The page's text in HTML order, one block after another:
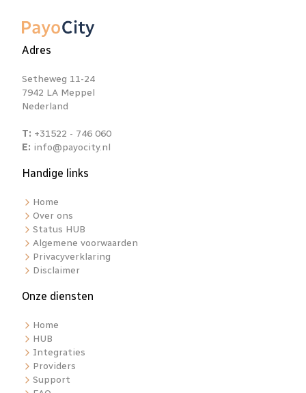
Adres
Setheweg 11-24
7942 LA Meppel
Nederland
T: +31522 - 746 060
E: info@payocity.nl
Handige links
Home
Over ons
Status HUB
Algemene voorwaarden
Privacyverklaring
Disclaimer
Onze diensten
Home
HUB
Integraties
Providers
Support